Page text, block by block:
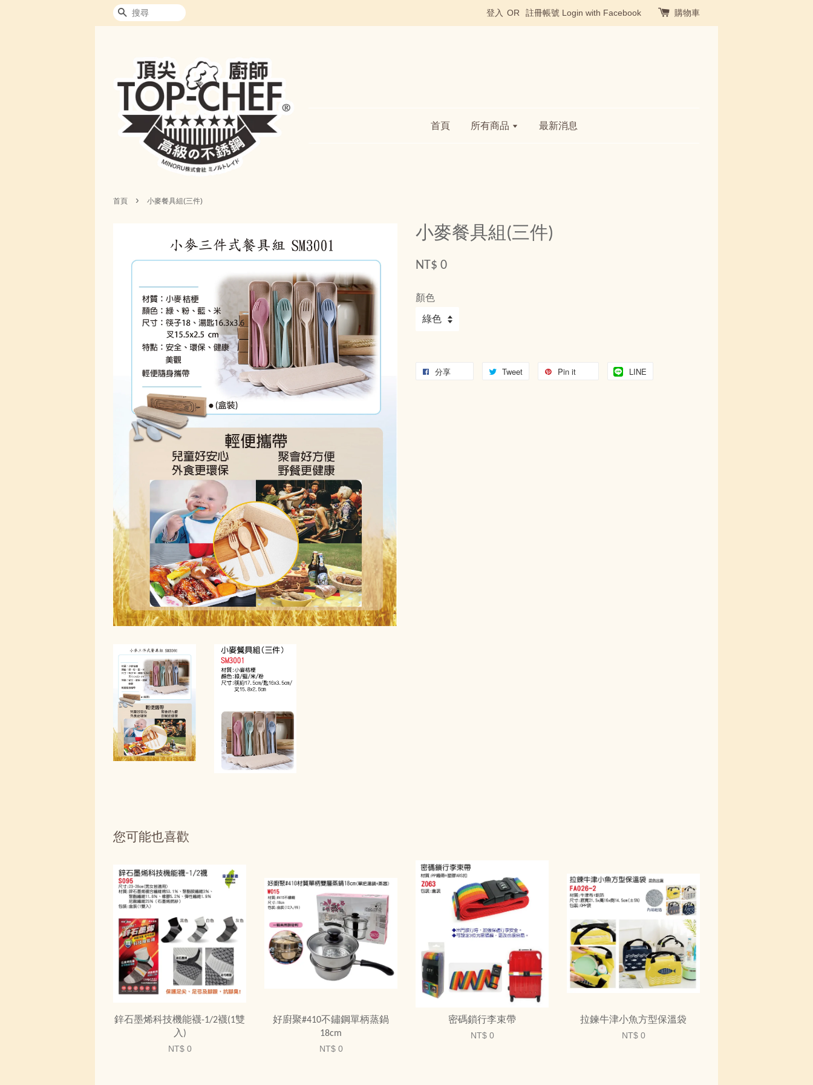
搜尋 登入 OR 註冊帳號 Login with Facebook 購物車
首頁 所有商品 最新消息
首頁 › 小麥餐具組(三件)
小麥餐具組(三件)
NT$ 0
顏色
分享 Tweet Pin it LINE
您可能也喜歡
鋅石墨烯科技機能襪-1/2襪(1雙
入)
NT$ 0
好廚聚#410不鏽鋼單柄蒸鍋
18cm
NT$ 0
密碼鎖行李束帶
NT$ 0
拉鍊牛津小魚方型保溫袋
NT$ 0